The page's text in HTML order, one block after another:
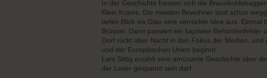
In der Geschichte fressen sich die
Klein Krams. Die meisten Bewohner sind schon
tiefen Blick ins Glas eine verrückte Idee aus. Einmal
Brüssel. Dann passiert ein kapitaler Behördenfehler
Dorf rückt über Nacht in den Fokus der Medien,
und der Europäischen Union beginnt.
Lars Sittig erzählt eine amüsante Geschichte über
der Leser gespannt sein darf.